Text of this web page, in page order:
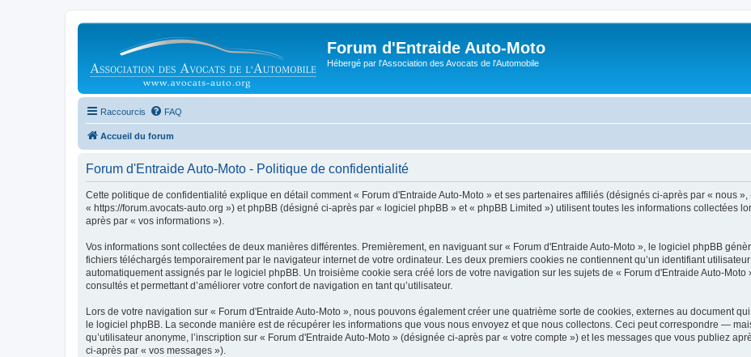
Forum d'Entraide Auto-Moto
Hébergé par l'Association des Avocats de l'Automobile
Raccourcis FAQ
Accueil du forum
Forum d'Entraide Auto-Moto - Politique de confidentialité
Cette politique de confidentialité explique en détail comment « Forum d'Entraide Auto-Moto » et ses partenaires affiliés (désignés ci-après par « nous
« https://forum.avocats-auto.org ») et phpBB (désigné ci-après par « logiciel phpBB » et « phpBB Limited ») utilisent toutes les informations collectées
après par « vos informations »).
Vos informations sont collectées de deux manières différentes. Premièrement, en naviguant sur « Forum d'Entraide Auto-Moto », le logiciel phpBB
fichiers téléchargés temporairement par le navigateur internet de votre ordinateur. Les deux premiers cookies ne contiennent qu’un identifiant
automatiquement assignés par le logiciel phpBB. Un troisième cookie sera créé lors de votre navigation sur les sujets de « Forum d'Entraide Auto-
consultés et permettant d’améliorer votre confort de navigation en tant qu’utilisateur.
Lors de votre navigation sur « Forum d'Entraide Auto-Moto », nous pouvons également créer une quatrième sorte de cookies, externes au document
le logiciel phpBB. La seconde manière est de récupérer les informations que vous nous envoyez et que nous collectons. Ceci peut correspondre —
qu’utilisateur anonyme, l’inscription sur « Forum d'Entraide Auto-Moto » (désignée ci-après par « votre compte ») et les messages que vous publiez
ci-après par « vos messages »).